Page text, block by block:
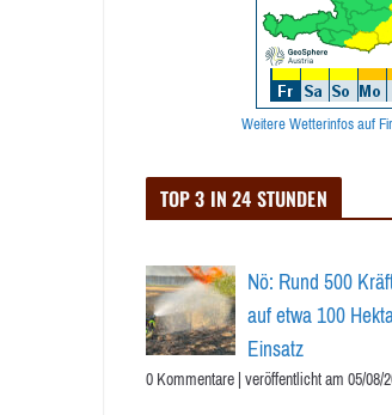
Weitere Wetterinfos auf
TOP 3 IN 24 STUNDEN
Nö: Rund 500
auf etwa 100
Einsatz
0 Kommentare|veröffentlicht am 05/08/